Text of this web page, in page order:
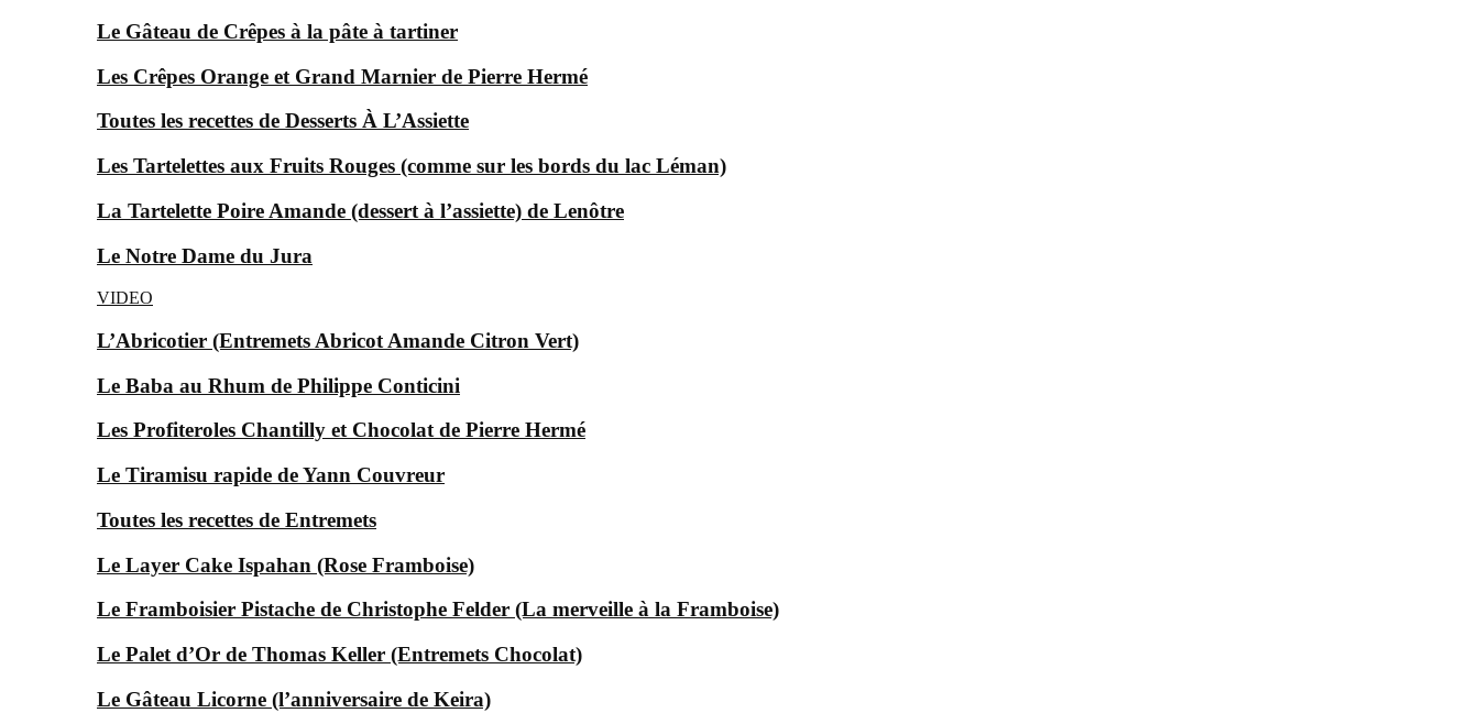
Le Gâteau de Crêpes à la pâte à tartiner
Les Crêpes Orange et Grand Marnier de Pierre Hermé
Toutes les recettes de Desserts À L’Assiette
Les Tartelettes aux Fruits Rouges (comme sur les bords du lac Léman)
La Tartelette Poire Amande (dessert à l’assiette) de Lenôtre
Le Notre Dame du Jura
VIDEO
L’Abricotier (Entremets Abricot Amande Citron Vert)
Le Baba au Rhum de Philippe Conticini
Les Profiteroles Chantilly et Chocolat de Pierre Hermé
Le Tiramisu rapide de Yann Couvreur
Toutes les recettes de Entremets
Le Layer Cake Ispahan (Rose Framboise)
Le Framboisier Pistache de Christophe Felder (La merveille à la Framboise)
Le Palet d’Or de Thomas Keller (Entremets Chocolat)
Le Gâteau Licorne (l’anniversaire de Keira)